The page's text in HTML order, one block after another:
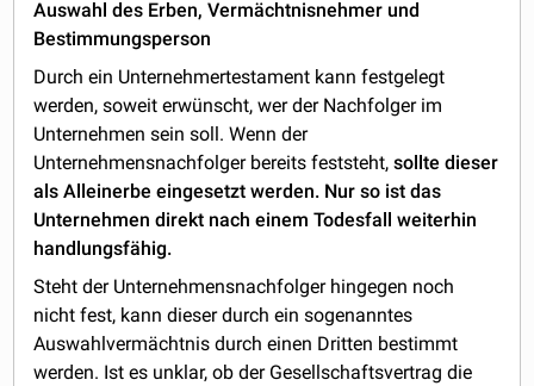
Auswahl des Erben, Vermächtnisnehmer und
Bestimmungsperson
Durch ein Unternehmertestament kann festgelegt
werden, soweit erwünscht, wer der Nachfolger im
Unternehmen sein soll. Wenn der
Unternehmensnachfolger bereits feststeht, sollte dieser
als Alleinerbe eingesetzt werden. Nur so ist das
Unternehmen direkt nach einem Todesfall weiterhin
handlungsfähig.
Steht der Unternehmensnachfolger hingegen noch
nicht fest, kann dieser durch ein sogenanntes
Auswahlvermächtnis durch einen Dritten bestimmt
werden. Ist es unklar, ob der Gesellschaftsvertrag die